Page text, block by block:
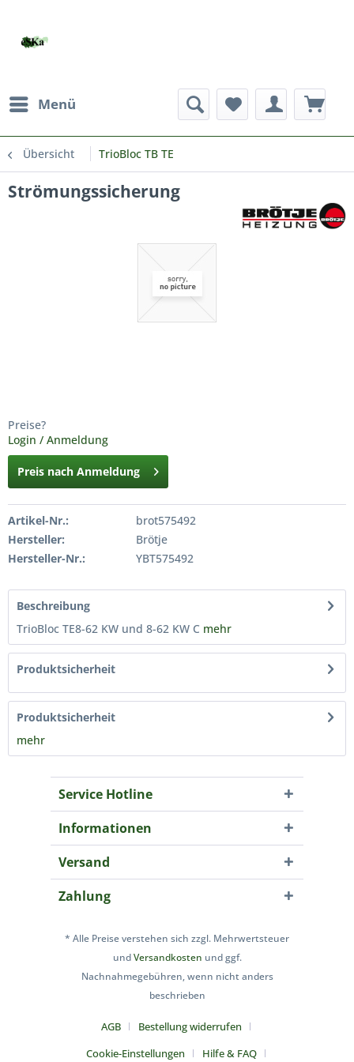
Menü
Übersicht TrioBloc TB TE
Strömungssicherung
Preise?
Login / Anmeldung
Preis nach Anmeldung
Artikel-Nr.:
brot575492
Hersteller:
Brötje
Hersteller-Nr.:
YBT575492
Beschreibung
TrioBloc TE8-62 KW und 8-62 KW C mehr
Produktsicherheit
Produktsicherheit
mehr
Service Hotline
Informationen
Versand
Zahlung
* Alle Preise verstehen sich zzgl. Mehrwertsteuer
undVersandkosten und ggf.
Nachnahmegebühren, wenn nicht anders
beschrieben
AGB
Bestellung widerrufen
Cookie-Einstellungen
Hilfe & FAQ